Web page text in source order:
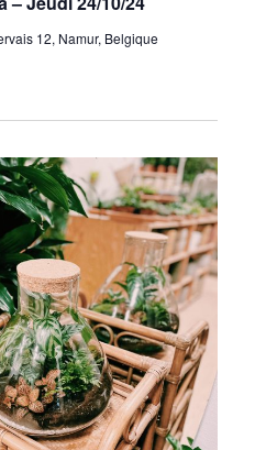
12, Namur, Belgique